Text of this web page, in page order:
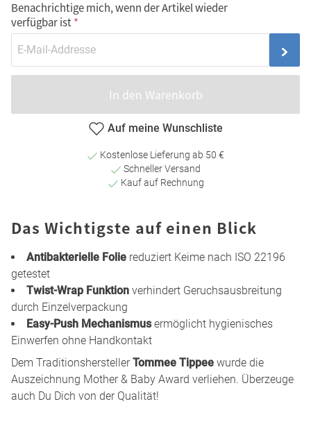
Benachrichtige mich, wenn der Artikel wieder
verfügbar ist
In den Warenkorb
Auf meine Wunschliste
Kostenlose Lieferung ab 50 €
Schneller Versand
Kauf auf Rechnung
Das Wichtigste auf einen Blick
Antibakterielle Folie reduziert Keime nach ISO 22196
getestet
Twist-Wrap Funktion verhindert Geruchsausbreitung
durch Einzelverpackung
Easy-Push Mechanismusermöglicht hygienisches
Einwerfen ohne Handkontakt
Dem TraditionsherstellerTommee Tippee wurde die
Auszeichnung Mother & Baby Award verliehen. Überzeuge
auch Du Dich von der Qualität!